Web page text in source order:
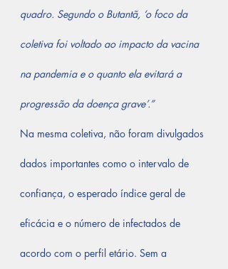
quadro. Segundo o Butantã, ‘o foco da
coletiva foi voltado ao impacto da vacina
na pandemia e o quanto ela evitará a
progressão da doença grave’.”
Na mesma coletiva, não foram divulgados
dados importantes como o intervalo de
confiança, o esperado índice geral de
eficácia e o número de infectados de
acordo com o perfil etário. Sem a